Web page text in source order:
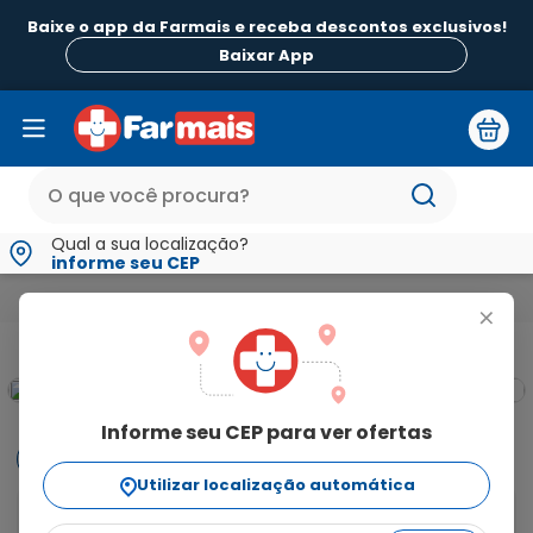
Baixe o app da Farmais e receba descontos exclusivos!
Baixar App
Qual a sua localização?
informe seu CEP
+
Informe seu CEP para ver ofertas
Utilizar localização automática
Mucofan 20mg/ml com
Informações
Mucofan ajuda a diminuir a produção das secreções